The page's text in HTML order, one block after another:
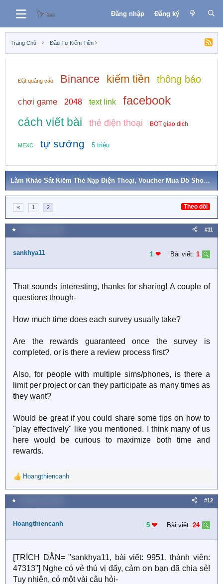
Đăng nhập Đăng ký
Trang Chủ Đầu Tư Kiếm Tiền
Đặt quảng cáo Binance kiếm tiền thông báo
chơi game 2048 text link facebook
cách viết bài thẻ điện thoại BOT giao dịch
MEXC tự sướng 5 triệu
Làm Khảo Sát Kiếm Thẻ Nạp Điện Thoại, Voucher Mua Đồ Shoppe, Đi Siêu Thị
« 1 2 Theo dõi
★ #11
sankhya11 1 ❤︎ Bài viết: 1
That sounds interesting, thanks for sharing! A couple of
questions though-
How much time does each survey usually take?
Are the rewards guaranteed once the survey is
completed, or is there a review process first?
Also, for people with multiple sims/phones, is there a
limit per project or can they participate as many times as
they want?
Would be great if you could share some tips on how to
"play effectively" like you mentioned. I think many of us
here would be curious to maximize both time and
rewards.
R
e
a
c
i
:
Hoangthiencanh
★ #12
Hoangthiencanh 5 ❤︎ Bài viết: 24
[TRÍCH DẪN= "sankhya11, bài viết: 9951, thành viên:
47313"] Nghe có vẻ thú vị đấy, cảm ơn bạn đã chia sẻ!
Tuy nhiên, có một vài câu hỏi-